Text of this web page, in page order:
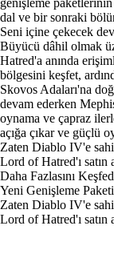
dal ve bir sonraki
Seni içine çekecek
Büyücü dâhil olmak
Hatred'a anında
bölgesini keşfet,
Skovos Adaları'na
devam ederken
oynama ve çapraz
açığa çıkar ve güçlü
Zaten Diablo IV'e
Lord of Hatred'ı satın
Daha Fazlasını
Yeni Genişleme
Zaten Diablo IV'e
Lord of Hatred'ı satın